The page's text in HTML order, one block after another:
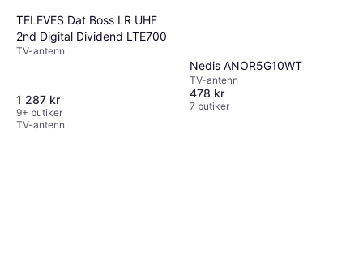
DeLock LTE Antenna SMA
88571
TV-antenn
TELEVES Dat Boss LR UHF
2nd Digital Dividend LTE700
TV-antenn
1 287 kr
9+ butiker
Nedis ANOR5G10WT
TV-antenn
478 kr
7 butiker